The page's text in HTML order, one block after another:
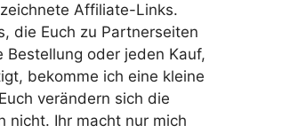
Affiliate-Links.
die Euch zu Partnerseiten
Bestellung oder jeden Kauf,
bekomme ich eine kleine
verändern sich die
nicht. Ihr macht nur mich